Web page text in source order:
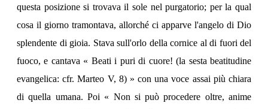
questa posizione si trovava il sole nel purgatorio; per la qual
cosa il giorno tramontava, allorché ci apparve l'angelo di Dio
splendente di gioia. Stava sull'orlo della cornice al di fuori del
fuoco, e cantava « Beati i puri di cuore! (la sesta beatitudine
evangelica: cfr. Marteo V, 8) » con una voce assai più chiara
di quella umana. Poi « Non si può procedere oltre, anime